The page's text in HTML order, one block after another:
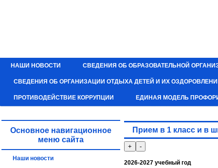
НАШИ НОВОСТИ СВЕДЕНИЯ ОБ ОБРАЗОВАТЕЛЬНОЙ
СВЕДЕНИЯ ОБ ОРГАНИЗАЦИИ ОТДЫХА ДЕТЕЙ И ИХ
ПРОТИВОДЕЙСТВИЕ КОРРУПЦИИ ЕДИНАЯ МОДЕЛЬ
Основное навигационное
меню сайта
Наши новости
Прием в 1 класс и в
2026-2027 учебный год